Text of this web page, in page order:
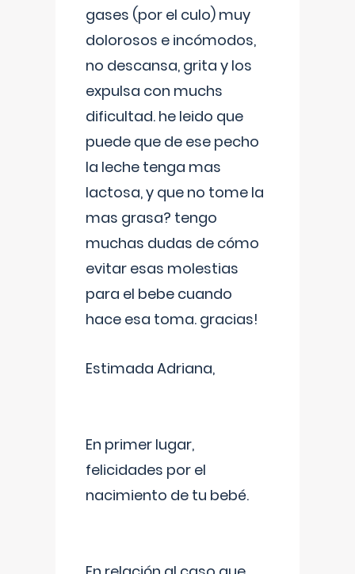
gases (por el culo) muy
dolorosos e incómodos,
no descansa, grita y los
expulsa con muchs
dificultad. he leido que
puede que de ese pecho
la leche tenga mas
lactosa, y que no tome la
mas grasa? tengo
muchas dudas de cómo
evitar esas molestias
para el bebe cuando
hace esa toma. gracias!
Estimada Adriana,
En primer lugar,
felicidades por el
nacimiento de tu bebé.